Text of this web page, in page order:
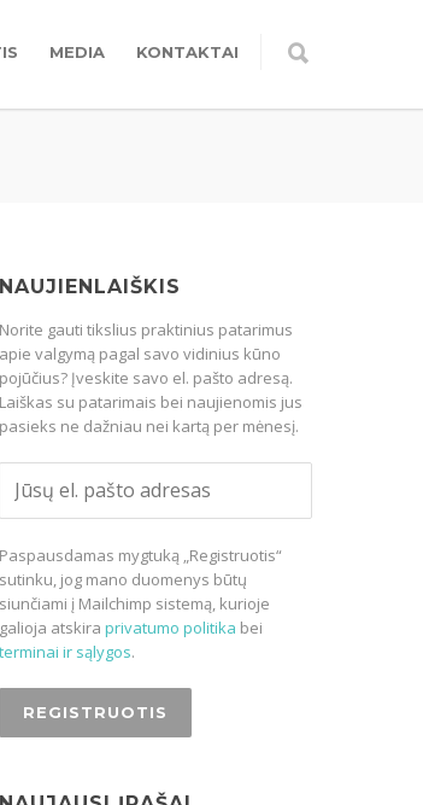
MEDIA KONTAKTAI
NAUJIENLAIŠKIS
Norite gauti tikslius praktinius patarimus
apie valgymą pagal savo vidinius kūno
pojūčius? Įveskite savo el. pašto adresą.
Laiškas su patarimais bei naujienomis jus
pasieks ne dažniau nei kartą per mėnesį.
Paspausdamas mygtuką „Registruotis“
sutinku, jog mano duomenys būtų
siunčiami į Mailchimp sistemą, kurioje
galioja atskira privatumo politika bei
terminai ir sąlygos.